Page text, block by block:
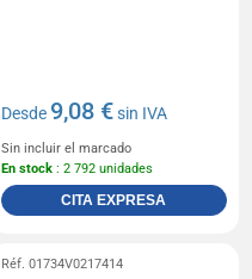
Desde 9,08 €sin IVA
Sin incluir el marcado
En stock : 2 792 unidades
CITA EXPRESA
Réf. 01734V0217414